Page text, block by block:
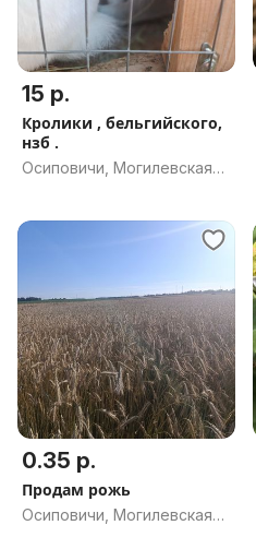
15 р.
Кролики , бельгийского,
нзб .
Осиповичи, Могилевская
0.35 р.
Продам рожь
Осиповичи, Могилевская